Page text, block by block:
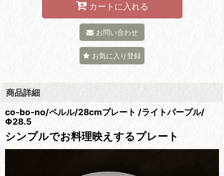
カートに入れる
お問い合わせ
お気に入り登録
商品詳細
co-bo-no/ペルル/28cmプレート /ライトパープル/
Φ28.5
シンプルでお料理映えするプレート